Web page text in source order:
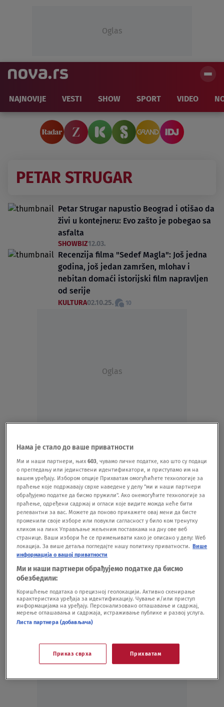
Oglas
NAJNOVIJE VESTI SHOW SPORT VIDEO
PETAR STRUGAR
Petar Strugar napustio Beograd i otišao da
živi u kontejneru: Evo zašto je pobegao sa
asfalta
SHOWBIZ12.03.
Recenzija filma "Sedef Magla": Još jedna
godina, još jedan zamršen, mlohav i
nebitan domaći istorijski film napravljen
od serije
KULTURA02.10.25. 10
Oglas
kilograma: "Nisam mogao ni da se sagnem
da vežem pertle"
SHOWBIZ 30.07.25.
"Ne volim da gledam sebe i gluma mi više
nije prva na listi obaveza, jer se brinem o
dušama koje zavise od mene": Ispovest
glumca Petra Strugara
KULTURA28.07.25.
Zbog učešća u rijalitiju, izbačena je iz
pozorišta: Bila je velika ljubav Petra
Strugara, a onda je u jeku voditeljske
SHOWBIZ03.05.25.
Нама је стало до ваше приватности
Ми и наши партнери, њих603, чувамо личне податке, као што су подаци
о прегледању или јединствени идентификатори, и приступамо им на
вашем уређају. Избором опције Прихватам омогућићете технологије за
праћење које подржавају сврхе наведене у делу "ми и наши партнери
обрађујемо податке да бисмо пружили". Ако онемогућите технологије за
праћење, одређени садржај и огласи које видите можда неће бити
релевантни за вас. Можете да поново прикажете овај мени да бисте
променили своје изборе или повукли сагласност у било ком тренутку
кликом на линк Управљање жељеним поставкама на дну ове веб
странице. Ваши избори ће се примењивати како је описано у делу: Wеб
локација. За више детаља погледајте нашу политику приватности. Више
информација о вашој приватности
Ми и наши партнери обрађујемо податке да бисмо
обезбедили:
Коришћење података о прецизној геолокацији. Активно скенирање
карактеристика уређаја за идентификацију. Чување и/или приступ
информацијама на уређају. Персонализовано оглашавање и садржај,
мерење оглашавања и садржаја, истраживање публике и развој услуга.
Листа партнера (добављача)
Приказ сврха Прихватам